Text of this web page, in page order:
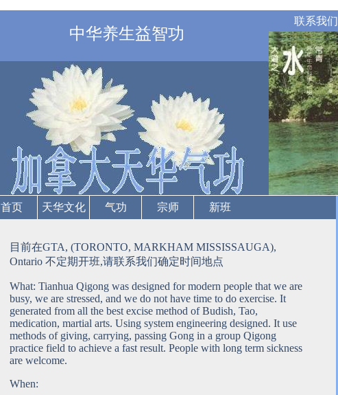
中华养生益智功
联系我们
首页 天华文化 气功 宗师 新班
目前在GTA, (TORONTO, MARKHAM MISSISSAUGA),
Ontario 不定期开班,请联系我们确定时间地点
What: Tianhua Qigong was designed for modern people that we are
busy, we are stressed, and we do not have time to do exercise. It
generated from all the best excise method of Budish, Tao,
medication, martial arts. Using system engineering designed. It use
methods of giving, carrying, passing Gong in a group Qigong
practice field to achieve a fast result. People with long term sickness
are welcome.
When: